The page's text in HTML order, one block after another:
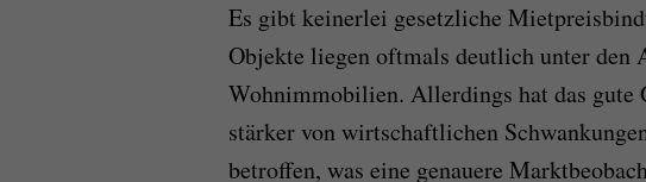
Es gibt keinerlei gesetzliche
Objekte liegen oftmals deutlich unter den
Wohnimmobilien. Allerdings hat das gute
stärker von wirtschaftlichen
betroffen, was eine genauere